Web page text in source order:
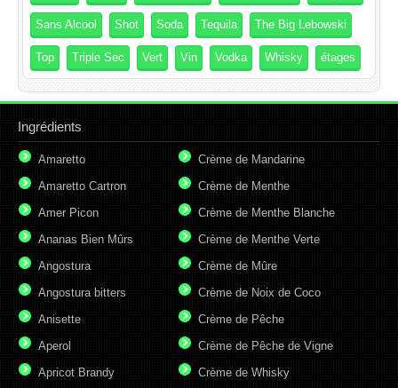
Sans Alcool Shot Soda Tequila The Big Lebowski
Top Triple Sec Vert Vin Vodka Whisky étages
Ingrédients
Amaretto
Amaretto Cartron
Amer Picon
Ananas Bien Mûrs
Angostura
Angostura bitters
Anisette
Aperol
Apricot Brandy
Crème de Mandarine
Crème de Menthe
Crème de Menthe Blanche
Crème de Menthe Verte
Crème de Mûre
Crème de Noix de Coco
Crème de Pêche
Crème de Pêche de Vigne
Crème de Whisky